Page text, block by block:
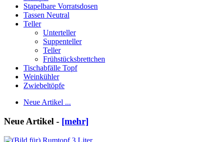
Stapelbare Vorratsdosen
Tassen Neutral
Teller
Unterteller
Suppenteller
Teller
Frühstücksbrettchen
Tischabfälle Topf
Weinkühler
Zwiebeltöpfe
Neue Artikel ...
Neue Artikel - [mehr]